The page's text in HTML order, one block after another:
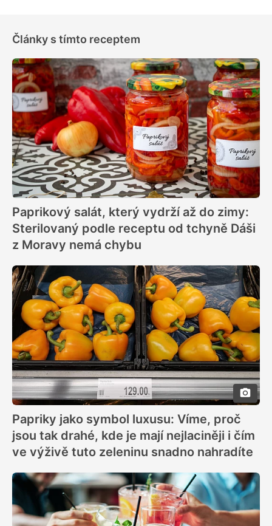
Články s tímto receptem
Paprikový salát, který vydrží až do zimy:
Sterilovaný podle receptu od tchyně Dáši
z Moravy nemá chybu
Papriky jako symbol luxusu: Víme, proč
jsou tak drahé, kde je mají nejlaciněji i čím
ve výživě tuto zeleninu snadno nahradíte